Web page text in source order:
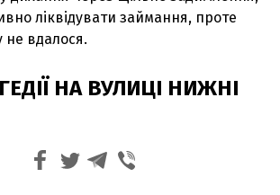
ліквідувати займання, проте
не вдалося.
НА ВУЛИЦІ НИЖНІ